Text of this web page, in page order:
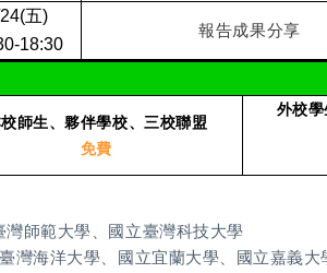
五)
18:30
報告成果分享
師生、夥伴學校、三校聯盟
免費
外校學
師範大學、國立臺灣科技大學
灣海洋大學、國立宜蘭大學、國立嘉義